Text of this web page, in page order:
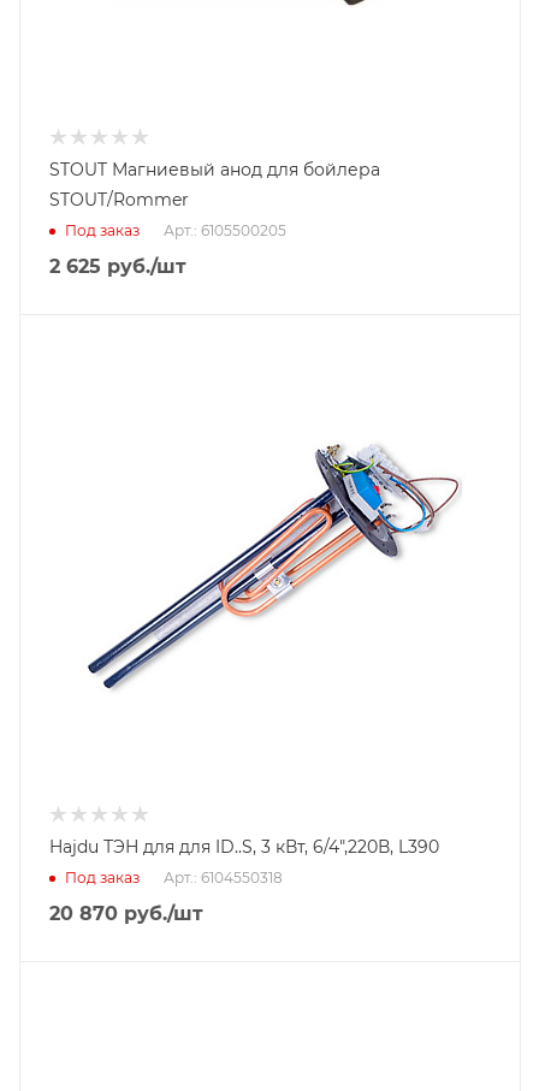
STOUT Магниевый анод для бойлера
STOUT/Rommer
Под заказ Арт.: 6105500205
2 625 руб./шт
Hajdu ТЭН для для ID..S, 3 кВт, 6/4",220В, L390
Под заказ Арт.: 6104550318
20 870 руб./шт